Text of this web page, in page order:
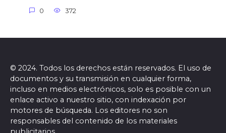
0 372
© 2024. Todos los derechos están reservados. El uso de
documentos y su transmisión en cualquier forma,
incluso en medios electrónicos, solo es posible con un
enlace activo a nuestro sitio, con indexación por
motores de búsqueda. Los editores no son
responsables del contenido de los materiales